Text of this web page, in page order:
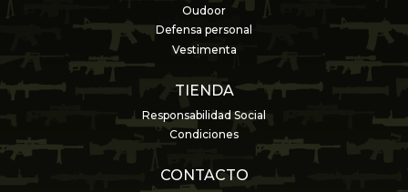
Oudoor
Defensa personal
Vestimenta
TIENDA
Responsabilidad Social
Condiciones
CONTACTO